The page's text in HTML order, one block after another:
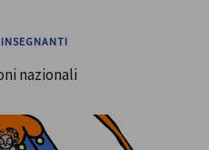
nazionali